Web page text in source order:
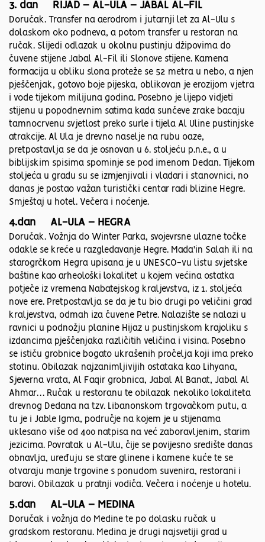
3. dan RIJAD – AL-ULA – JABAL AL-FIL
Doručak. Transfer na aerodrom i jutarnji let za Al-Ulu s
dolaskom oko podneva, a potom transfer u restoran na
ručak. Slijedi odlazak u okolnu pustinju džipovima do
čuvene stijene Jabal Al-Fil ili Slonove stijene. Kamena
formacija u obliku slona proteže se 52 metra u nebo, a njen
pješčenjak, gotovo boje pijeska, oblikovan je erozijom vjetra
i vode tijekom milijuna godina. Posebno je lijepo vidjeti
stijenu u popodnevnim satima kada sunčeve zrake bacaju
tamnocrvenu svjetlost preko surle i tijela Al Uline pustinjske
atrakcije. Al Ula je drevno naselje na rubu oaze,
pretpostavlja se da je osnovan u 6. stoljeću p.n.e., a u
biblijskim spisima spominje se pod imenom Dedan. Tijekom
stoljeća u gradu su se izmjenjivali i vladari i stanovnici, no
danas je postao važan turistički centar radi blizine Hegre.
Smještaj u hotel. Večera i noćenje.
4.dan AL-ULA – HEGRA
Doručak. Vožnja do Winter Parka, svojevrsne ulazne točke
odakle se kreće u razgledavanje Hegre. Mada'in Salah ili na
starogrčkom Hegra upisana je u UNESCO-vu listu svjetske
baštine kao arheološki lokalitet u kojem većina ostatka
potječe iz vremena Nabatejskog kraljevstva, iz 1. stoljeća
nove ere. Pretpostavlja se da je tu bio drugi po veličini grad
kraljevstva, odmah iza čuvene Petre. Nalazište se nalazi u
ravnici u podnožju planine Hijaz u pustinjskom krajoliku s
izdancima pješčenjaka različitih veličina i visina. Posebno
se ističu grobnice bogato ukrašenih pročelja koji ima preko
stotinu. Obilazak najzanimljivijih ostataka kao Lihyana,
Sjeverna vrata, Al Faqir grobnica, Jabal Al Banat, Jabal Al
Ahmar… Ručak u restoranu te obilazak nekoliko lokaliteta
drevnog Dedana na tzv. Libanonskom trgovačkom putu, a
tu je i Jable Igma, područje na kojem je u stijenama
uklesano više od 400 natpisa na već zaboravljenim, starim
jezicima. Povratak u Al-Ulu, čije se povijesno središte danas
obnavlja, uređuju se stare glinene i kamene kuće te se
otvaraju manje trgovine s ponudom suvenira, restorani i
barovi. Obilazak u pratnji vodiča. Večera i noćenje u hotelu.
5.dan AL-ULA – MEDINA
Doručak i vožnja do Medine te po dolasku ručak u
gradskom restoranu. Medina je drugi najsvetiji grad u